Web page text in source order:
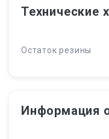
Технические
Остаток резины
Информация